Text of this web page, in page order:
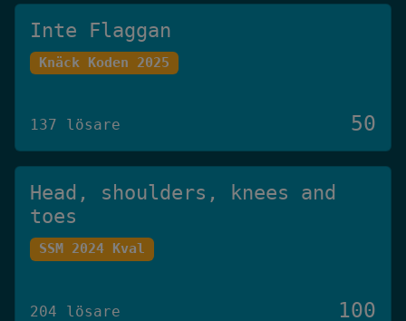
Inte Flaggan
Knäck Koden 2025
137 lösare 50
Head, shoulders, knees and
toes
SSM 2024 Kval
204 lösare 100